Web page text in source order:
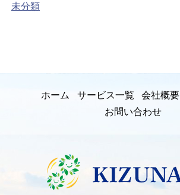
未分類
ホーム サービス一覧 会社概要
お問い合わせ